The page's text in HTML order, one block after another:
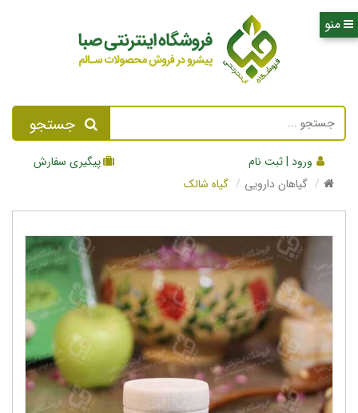
جستجو
ورود | ثبت نام
پیگیری سفارش
گیاهان دارویی
گیاه شالک